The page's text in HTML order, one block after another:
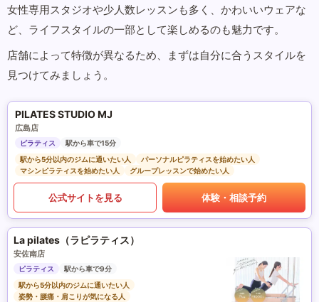
女性専用スタジオや少人数レッスンも多く、かわいいウェアな
ど、ライフスタイルの一部として楽しめるのも魅力です。
店舗によって特徴が異なるため、まずは自分に合うスタイルを
見つけてみましょう。
PILATES STUDIO MJ
広島店
ピラティス
駅から車で15分
駅から5分以内のジムに通いたい人
パーソナルピラティスを始めたい人
マシンピラティスを始めたい人
グループレッスンで始めたい人
公式サイトを見る 体験・相談予約
La pilates（ラピラティス）
安佐南店
ピラティス
駅から車で9分
駅から5分以内のジムに通いたい人
姿勢・腰痛・肩こりが気になる人